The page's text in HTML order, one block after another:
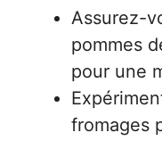
Assurez-
pommes
pour une
fromages